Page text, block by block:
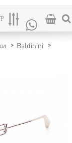
Baldinini